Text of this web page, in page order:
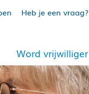
Heb je een vraag?
Word vrijwilliger